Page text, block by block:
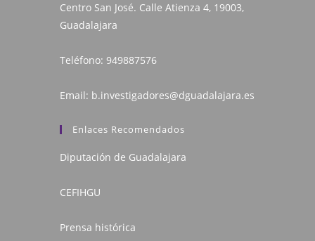
Centro San José. Calle Atienza 4, 19003,
Guadalajara
Teléfono: 949887576
Email: b.investigadores@dguadalajara.es
Enlaces Recomendados
Diputación de Guadalajara
CEFIHGU
Prensa histórica